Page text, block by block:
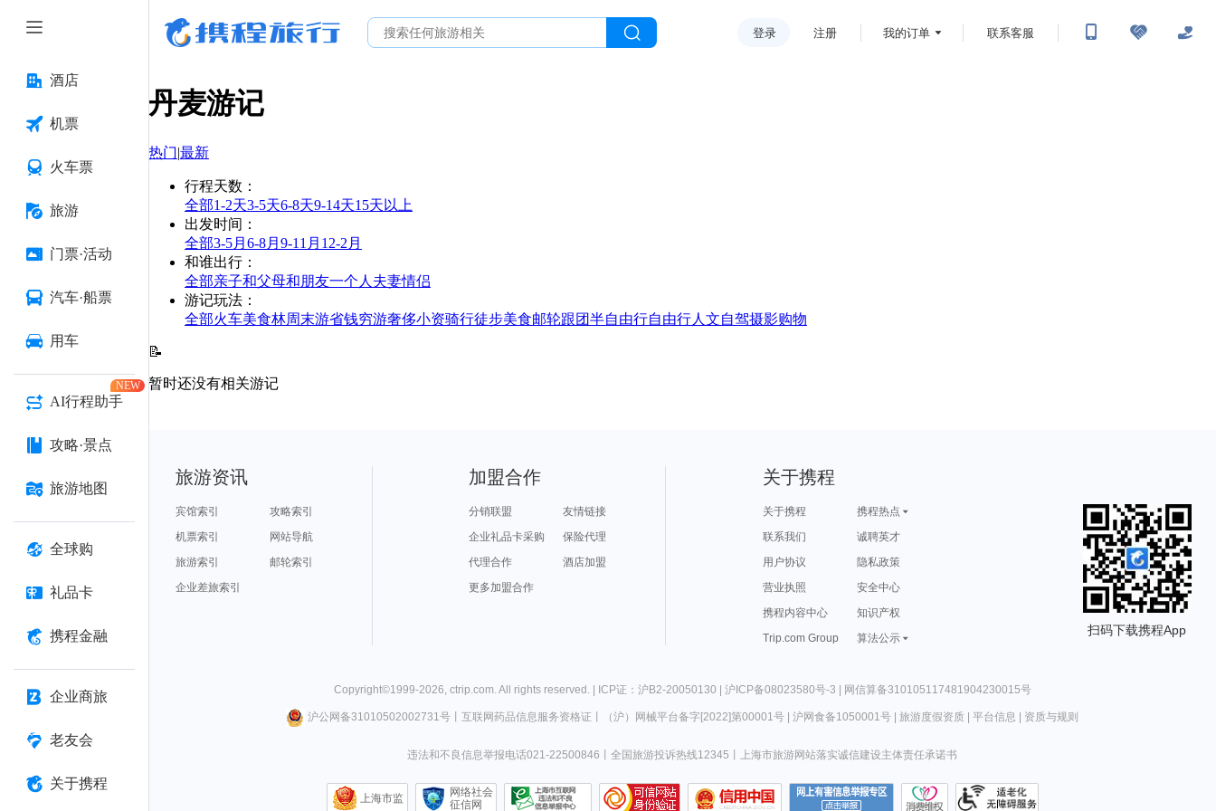
酒店
机票
火车票
旅游
门票·活动
汽车·船票
用车
AI行程助手
NEW
攻略·景点
旅游地图
全球购
礼品卡
携程金融
企业商旅
老友会
关于携程
登录 注册 我的订单 联系客服
丹麦游记
热门|最新
行程天数 ：
全部1-2天3-5天6-8天9-14天15天以上
出发时间 ：
全部3-5月 6-8月 9-11月 12-2月
和谁出行 ：
全部亲子和父母和朋友一个人 夫妻情侣
游记玩法 ：
全部火车美食林周末游省钱穷游奢侈小资骑行徒步美食邮轮跟团半自由行自由行人文自驾摄影购物
📝
暂时还没有相关游记
旅游资讯
宾馆索引
攻略索引
机票索引
网站导航
旅游索引
邮轮索引
企业差旅索引
加盟合作
分销联盟
友情链接
企业礼品卡采购
保险代理
代理合作
酒店加盟
更多加盟合作
关于携程
关于携程
携程热点
联系我们
诚聘英才
用户协议
隐私政策
营业执照
安全中心
携程内容中心
知识产权
Trip.com Group
算法公示
扫码下载携程App
Copyright©1999-2026, ctrip.com. All rights reserved. | ICP证：沪B2-20050130 | 沪ICP备08023580号-3 | 网信算备310105117481904230015号
沪公网备31010502002731号丨 互联网药品信息服务资格证 （沪）网械平台备字[2022]第00001号| 沪网食备1050001号| 旅游度假资质| 平台信息 资质与规则
违法和不良信息举报电话021-22500846 全国旅游投诉热线12345 上海市旅游网站落实诚信建设主体责任承诺书
上海市监
网络社会
征信网